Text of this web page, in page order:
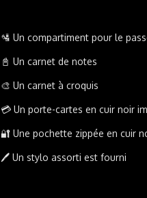
🛂 Un compartiment pour le
📓 Un carnet de notes
🎨 Un carnet à croquis
💳 Un porte-cartes en cuir noir
🔐 Une pochette zippée en cuir
🖊️ Un stylo assorti est fourni